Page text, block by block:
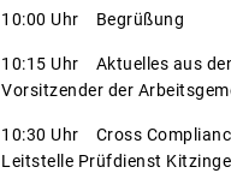
10:00 Uhr Begrüßung
10:15 Uhr Aktuelles aus
Vorsitzender der
10:30 Uhr Cross
Leitstelle Prüfdienst